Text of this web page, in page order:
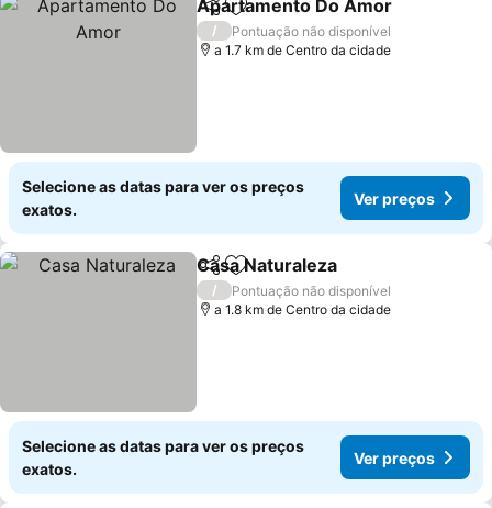
PartilharAdicionar aos favoritos
Apartamento Do Amor
/
Pontuação não disponível
a 1.7 km de Centro da cidade
Selecione as datas para ver os preços
exatos.
Ver preços
PartilharAdicionar aos favoritos
Casa Naturaleza
/
Pontuação não disponível
a 1.8 km de Centro da cidade
Selecione as datas para ver os preços
exatos.
Ver preços